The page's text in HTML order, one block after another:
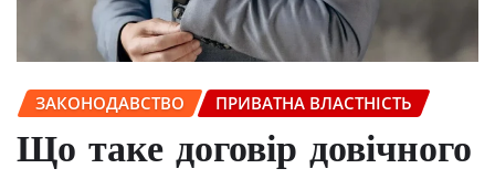
ЗАКОНОДАВСТВО ПРИВАТНА ВЛАСТНІСТЬ
Що таке договір довічного